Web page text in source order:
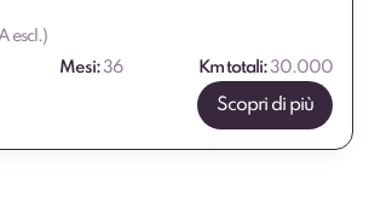
escl.)
Mesi:36 Km totali:30.000
Scopri di più